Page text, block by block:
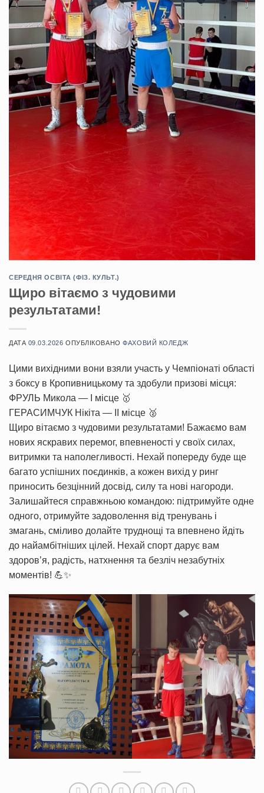
СЕРЕДНЯ ОСВІТА (ФІЗ. КУЛЬТ.)
Щиро вітаємо з чудовими
результатами!
ДАТА 09.03.2026 ОПУБЛІКОВАНОФАХОВИЙ КОЛЕДЖ
Цими вихідними вони взяли участь у Чемпіонаті області
з боксу в Кропивницькому та здобули призові місця:
ФРУЛЬ Микола — І місце 🥇
ГЕРАСИМЧУК Нікіта — ІІ місце 🥈
Щиро вітаємо з чудовими результатами! Бажаємо вам
нових яскравих перемог, впевненості у своїх силах,
витримки та наполегливості. Нехай попереду буде ще
багато успішних поєдинків, а кожен вихід у ринг
приносить безцінний досвід, силу та нові нагороди.
Залишайтеся справжньою командою: підтримуйте одне
одного, отримуйте задоволення від тренувань і
змагань, сміливо долайте труднощі та впевнено йдіть
до найамбітніших цілей. Нехай спорт дарує вам
здоров’я, радість, натхнення та безліч незабутніх
моментів! 💪✨